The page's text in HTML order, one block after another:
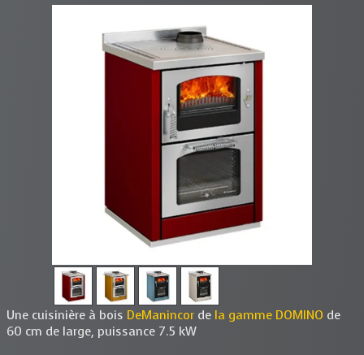
Contact
Une cuisinière à bois DeManincor de la gamme DOMINO de
60 cm de large, puissance 7.5 kW